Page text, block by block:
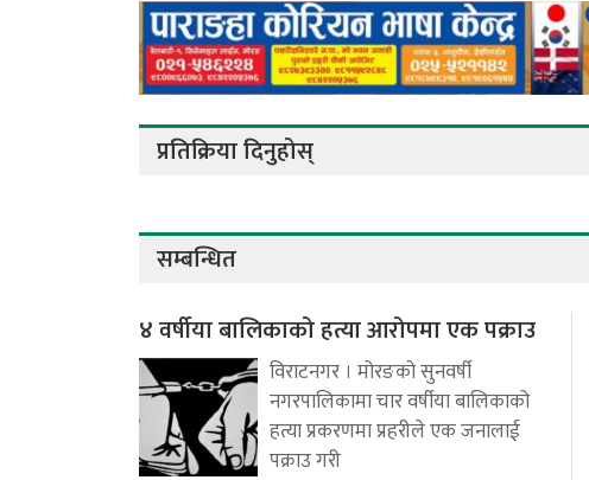
प्रतिक्रिया दिनुहोस्
सम्बन्धित
४ वर्षीया बालिकाको हत्या आरोपमा एक पक्राउ
विराटनगर । मोरङको सुनवर्षी
नगरपालिकामा चार वर्षीया बालिकाको
हत्या प्रकरणमा प्रहरीले एक जनालाई
पक्राउ गरी